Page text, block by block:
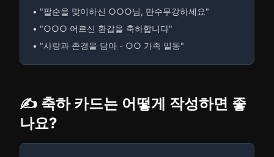
• "팔순을 맞이하신 ○○○님, 만수무강하세요"
• "○○○ 어르신 환갑을 축하합니다"
• "사랑과 존경을 담아 - ○○ 가족 일동"
✍️ 축하 카드는 어떻게 작성하면 좋
나요?